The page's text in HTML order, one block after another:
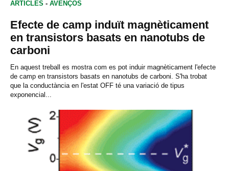
ARTICLES - AVENÇOS
Efecte de camp induït magnèticament
en transistors basats en nanotubs de
carboni
En aquest treball es mostra com es pot induir magnèticament l'efecte
de camp en transistors basats en nanotubs de carboni. S'ha trobat
que la conductància en l'estat OFF té una variació de tipus
exponencial...